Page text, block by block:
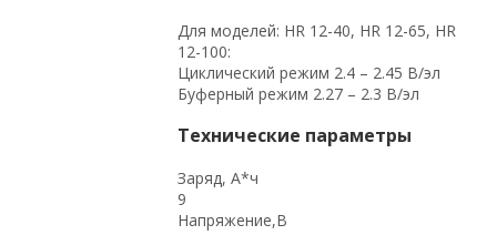
Для моделей: HR 12-40, HR 12-65, HR
12-100:
Циклический режим 2.4 – 2.45 В/эл
Буферный режим 2.27 – 2.3 В/эл
Технические параметры
Заряд, А*ч
9
Напряжение,В